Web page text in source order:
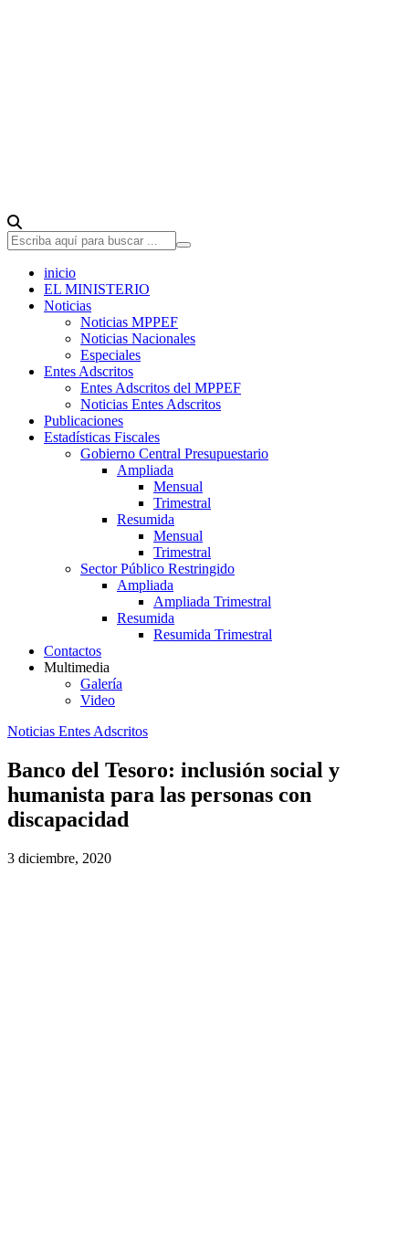
inicio
EL MINISTERIO
Noticias
Noticias MPPEF
Noticias Nacionales
Especiales
Entes Adscritos
Entes Adscritos del MPPEF
Noticias Entes Adscritos
Publicaciones
Estadísticas Fiscales
Gobierno Central Presupuestario
Ampliada
Mensual
Trimestral
Resumida
Mensual
Trimestral
Sector Público Restringido
Ampliada
Ampliada Trimestral
Resumida
Resumida Trimestral
Contactos
Multimedia
Galería
Video
Noticias Entes Adscritos
Banco del Tesoro: inclusión social y
humanista para las personas con
discapacidad
3 diciembre, 2020